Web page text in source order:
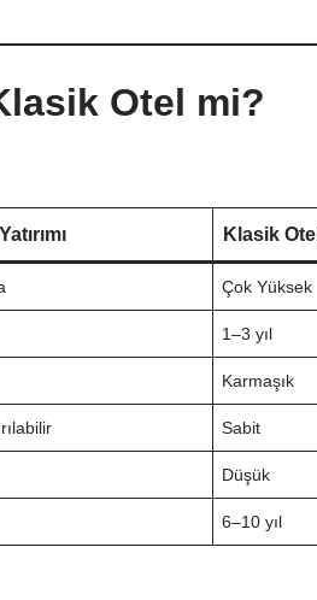
Otel mi?
Klasik Otel
Çok Yüksek
1–3 yıl
Karmaşık
Sabit
Düşük
6–10 yıl